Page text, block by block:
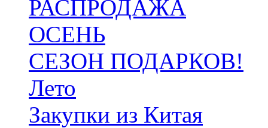
РАСПРОДАЖА
ОСЕНЬ
СЕЗОН ПОДАРКОВ!
Лето
Закупки из Китая